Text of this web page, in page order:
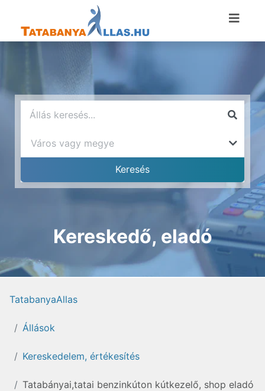
Kereskedő, eladó
TatabanyaAllas
Állások
Kereskedelem, értékesítés
Tatabányai,tatai benzinkúton kútkezelő, shop eladó